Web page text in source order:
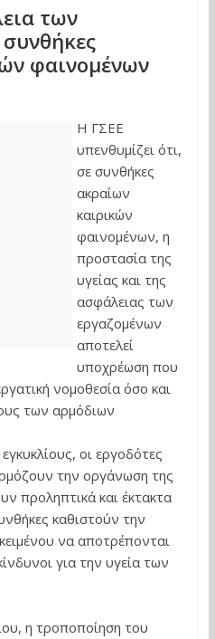
των
φαινομένων
Η ΓΣΕΕ
υπενθυμίζει ότι,
σε συνθήκες
ακραίων
καιρικών
φαινομένων, η
προστασία της
υγείας και της
ασφάλειας των
εργαζομένων
αποτελεί
υποχρέωση που
νομοθεσία όσο και
των αρμόδιων
οι εργοδότες
την οργάνωση της
προληπτικά και έκτακτα
καθιστούν την
να αποτρέπονται
για την υγεία των
η τροποποίηση του